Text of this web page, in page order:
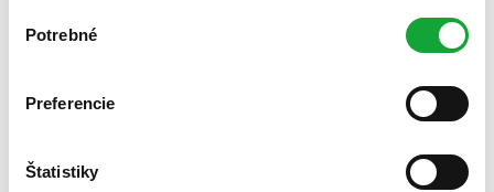
súhlasu
Potrebné
Preferencie
Štatistiky